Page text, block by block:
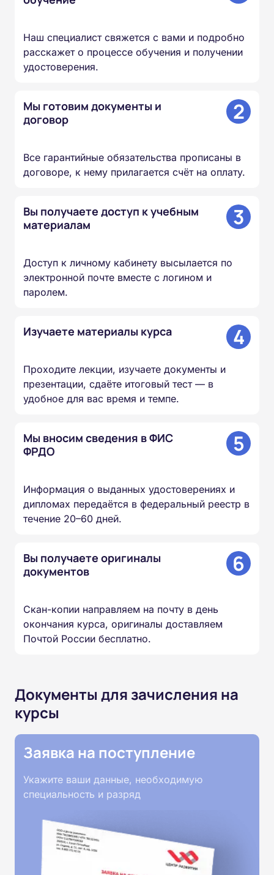
Наш специалист свяжется с вами и подробно
расскажет о процессе обучения и получении
удостоверения.
Мы готовим документы и
договор
2
Все гарантийные обязательства прописаны в
договоре, к нему прилагается счёт на оплату.
Вы получаете доступ к учебным
материалам
3
Доступ к личному кабинету высылается по
электронной почте вместе с логином и
паролем.
Изучаете материалы курса 4
Проходите лекции, изучаете документы и
презентации, сдаёте итоговый тест — в
удобное для вас время и темпе.
Мы вносим сведения в ФИС
ФРДО
5
Информация о выданных удостоверениях и
дипломах передаётся в федеральный реестр в
течение 20–60 дней.
Вы получаете оригиналы
документов
6
Скан-копии направляем на почту в день
окончания курса, оригиналы доставляем
Почтой России бесплатно.
Документы для зачисления на
курсы
Заявка на поступление
Укажите ваши данные, необходимую
специальность и разряд